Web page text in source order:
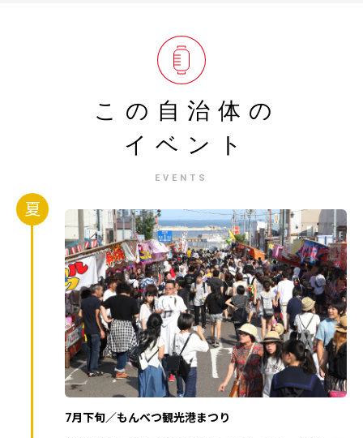
この自治体の
イベント
EVENTS
夏
7月下旬／もんべつ観光港まつり